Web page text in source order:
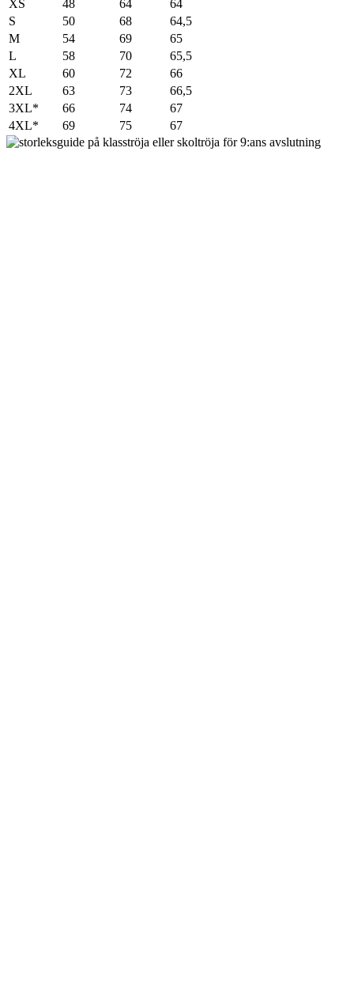
XS 48 64
64
S
50 68
64,5
M
54 69
65
L
58 70
65,5
XL
60 72
66
2XL
63 73
66,5
3XL*
66 74
67
4XL*
69 75 67